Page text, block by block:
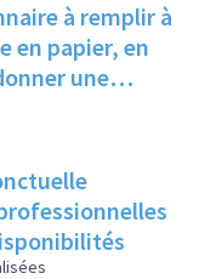
à remplir à
en papier, en
une
évaluation